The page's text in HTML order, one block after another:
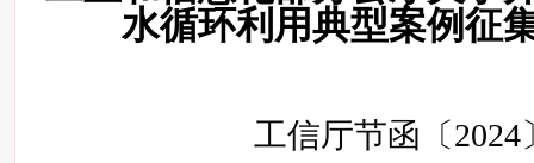
水循环利用典型案例征
工信厅节函〔2024